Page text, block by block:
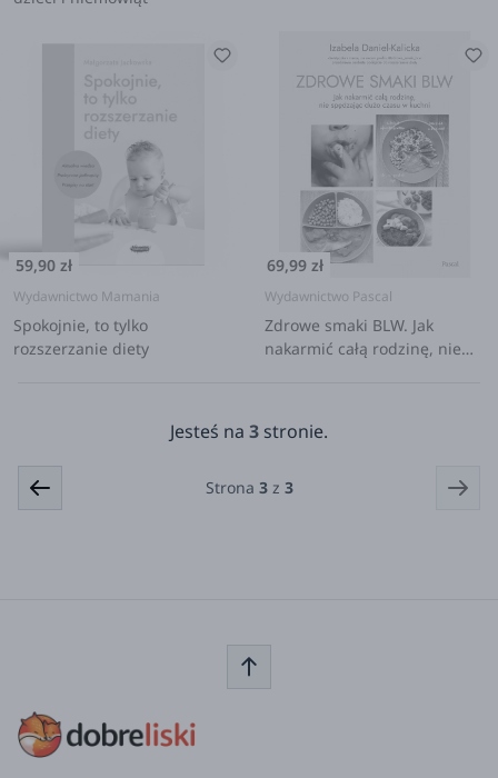
59,90 zł
Wydawnictwo Mamania
Spokojnie, to tylko
rozszerzanie diety
69,99 zł
Wydawnictwo Pascal
Zdrowe smaki BLW. Jak
nakarmić całą rodzinę, nie
Jesteś na 3 stronie.
Strona 3z 3